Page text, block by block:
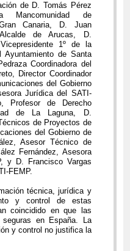
de D. Tomás Pérez
Mancomunidad de
Canaria, D. Juan
de Arucas, D.
1º de la
Ayuntamiento de Santa
Coordinadora del
Director Coordinador
del Gobierno
Jurídica del SATI-
Profesor de Derecho
de La Laguna, D.
de Proyectos de
del Gobierno de
Asesor Técnico de
Fernández, Asesora
y D. Francisco Vargas
FEMP.
técnica, jurídica y
y control de estas
coincidido en que las
en España. La
y control no justifica la